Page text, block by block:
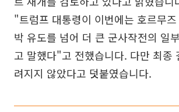
"트럼프 대통령이 이번에는 호르무
박 유도를 넘어 더 큰 군사작전의 일
고 말했다"고 전했습니다. 다만 최종
려지지 않았다고 덧붙였습니다.